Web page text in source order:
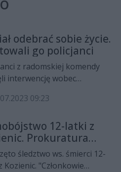
odebrać sobie życie.
go policjanci
z radomskiej komendy
interwencję wobec
który siedział w
odwieźć od powziętego
Mężczyzna trafił do
09:23
12-latki z
Prokuratura
śledztwo
śledztwo ws. śmierci 12-
Kozienic. "Członkowie